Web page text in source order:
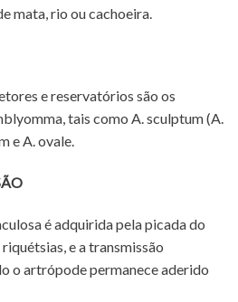
mata, rio ou cachoeira.
e reservatórios são os
tais como A. sculptum (A.
e A. ovale.
é adquirida pela picada do
e a transmissão
o artrópode permanece aderido